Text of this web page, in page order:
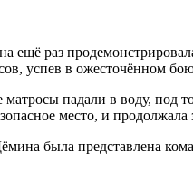
ещё раз
успев в ожесточённом
матросы падали в воду,
место, и
была представлена